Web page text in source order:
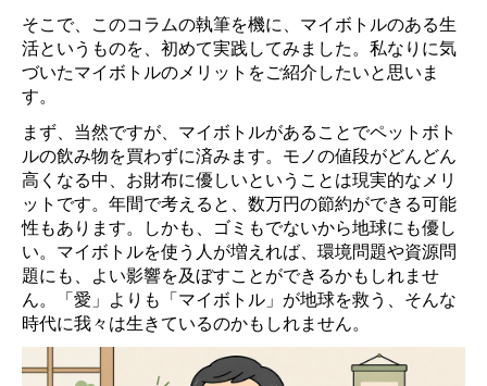
そこで、このコラムの執筆を機に、マイボトルのある生
活というものを、初めて実践してみました。私なりに気
づいたマイボトルのメリットをご紹介したいと思いま
す。
まず、当然ですが、マイボトルがあることでペットボト
ルの飲み物を買わずに済みます。モノの値段がどんどん
高くなる中、お財布に優しいということは現実的なメリ
ットです。年間で考えると、数万円の節約ができる可能
性もあります。しかも、ゴミもでないから地球にも優し
い。マイボトルを使う人が増えれば、環境問題や資源問
題にも、よい影響を及ぼすことができるかもしれませ
ん。「愛」よりも「マイボトル」が地球を救う、そんな
時代に我々は生きているのかもしれません。